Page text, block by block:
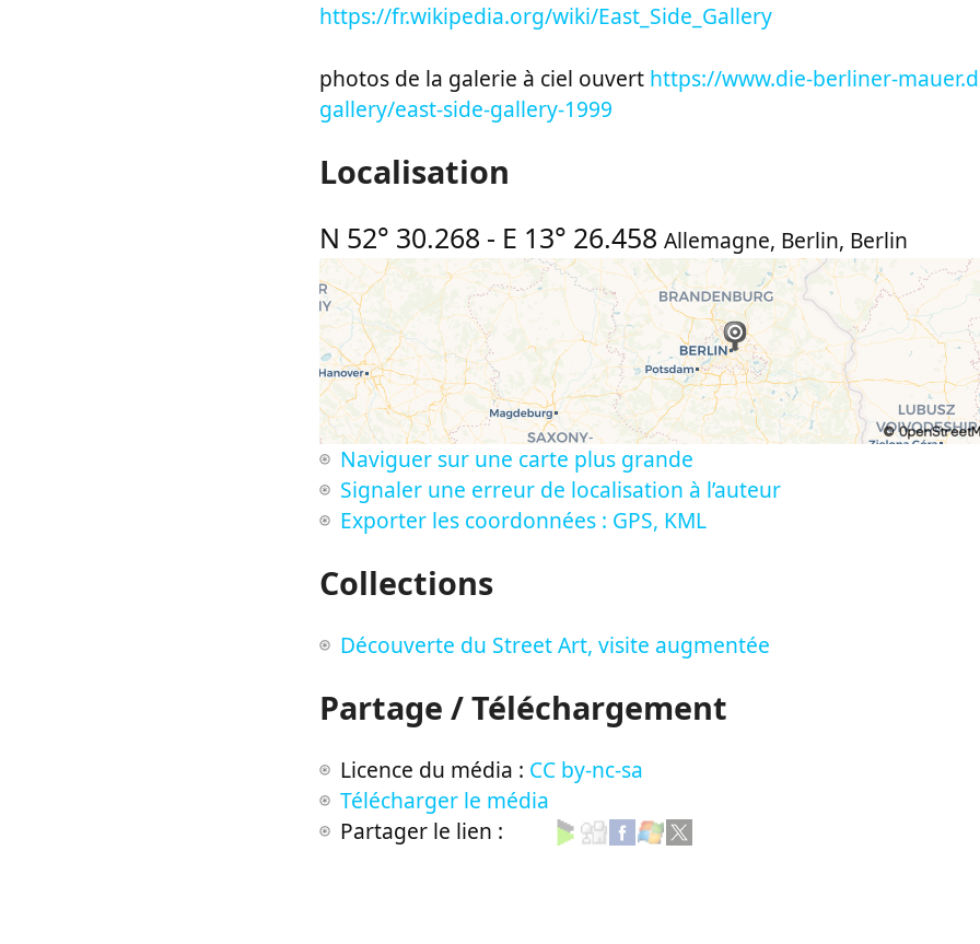
https://fr.wikipedia.org/wiki/East_Side_Gallery
photos de la galerie à ciel ouvert https://www.die-berliner-
gallery/east-side-gallery-1999
Localisation
N 52° 30.268 - E 13° 26.458 Allemagne, Berlin, Berlin
Naviguer sur une carte plus grande
Signaler une erreur de localisation à l’auteur
Exporter les coordonnées : GPS, KML
Collections
Découverte du Street Art, visite augmentée
Partage / Téléchargement
Licence du média : CC by-nc-sa
Télécharger le média
Partager le lien :